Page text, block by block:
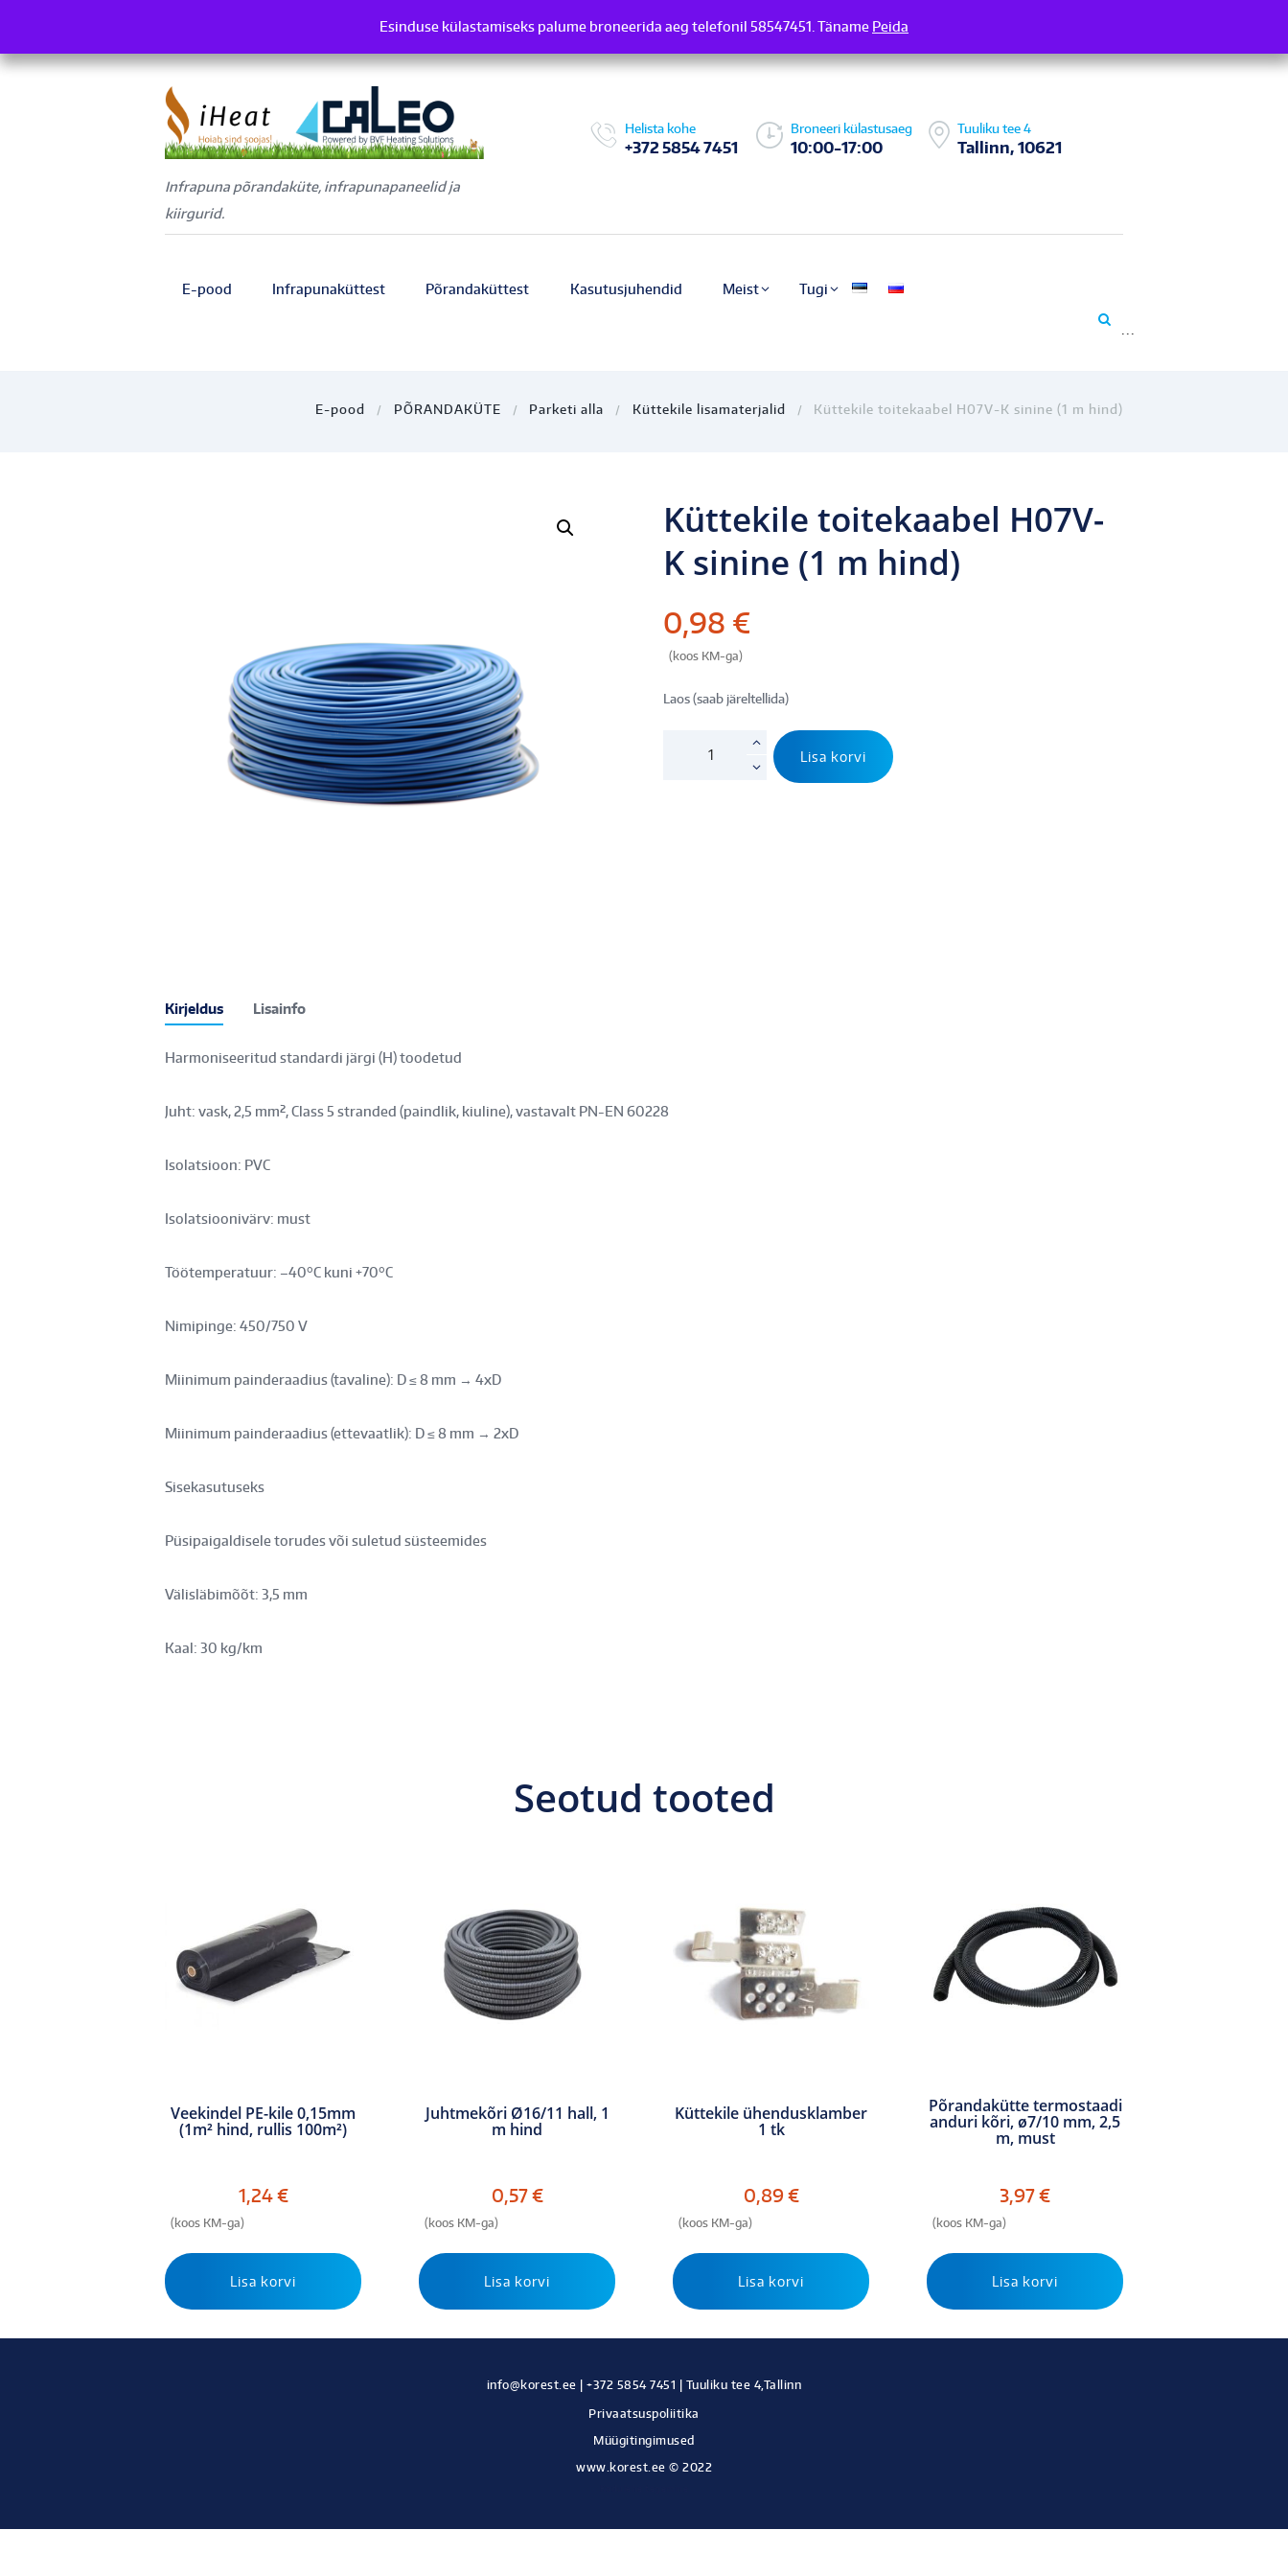
Infrapuna põrandaküte, infrapunapaneelid ja
kiirgurid.
Helista kohe
+372 5854 7451
Broneeri külastusaeg
10:00-17:00
Tuuliku tee 4
Tallinn, 10621
E-pood Infrapunaküttest Põrandaküttest Kasutusjuhendid Meist Tugi
E-pood PÕRANDAKÜTE Parketi alla Küttekile lisamaterjalid Küttekile toitekaabel H07V-K sinine (1 m hind)
Küttekile toitekaabel H07V-
K sinine (1 m hind)
0,98 €
(koos KM-ga)
Laos (saab järeltellida)
Lisa korvi
Kirjeldus Lisainfo
Harmoniseeritud standardi järgi (H) toodetud
Juht: vask, 2,5 mm², Class 5 stranded (paindlik, kiuline), vastavalt PN-EN 60228
Isolatsioon: PVC
Isolatsioonivärv: must
Töötemperatuur: –40°C kuni +70°C
Nimipinge: 450/750 V
Miinimum painderaadius (tavaline): D ≤ 8 mm → 4xD
Miinimum painderaadius (ettevaatlik): D ≤ 8 mm → 2xD
Sisekasutuseks
Püsipaigaldisele torudes või suletud süsteemides
Välisläbimõõt: 3,5 mm
Kaal: 30 kg/km
Seotud tooted
Veekindel PE-kile 0,15mm
(1m² hind, rullis 100m²)
1,24€
(koos KM-ga)
Lisa korvi
Juhtmekõri Ø16/11 hall, 1
m hind
0,57€
(koos KM-ga)
Lisa korvi
Küttekile ühendusklamber
1 tk
0,89 €
(koos KM-ga)
Lisa korvi
Põrandakütte termostaadi
anduri kõri, ø7/10 mm, 2,5
m, must
3,97€
(koos KM-ga)
Lisa korvi
Privaatsuspoliitika
Müügitingimused
www.korest.ee © 2022
Esinduse külastamiseks palume broneerida aeg telefonil 58547451. Täname
Esinduse külastamiseks palume broneerida aeg telefonil 58547451. Täname Peida